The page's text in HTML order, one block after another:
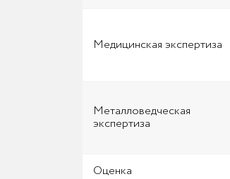
Медицинская экспертиза
Металловедческая
экспертиза
Оценка